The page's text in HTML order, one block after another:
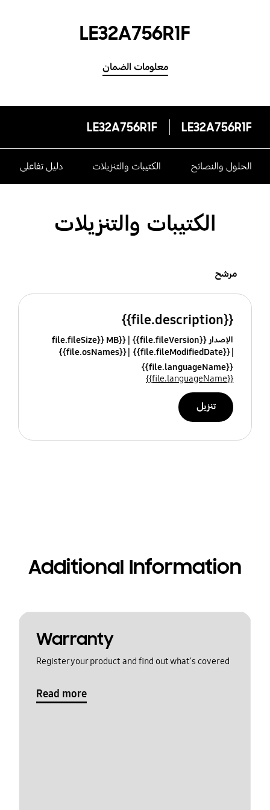
LE32A756R1F
معلومات الضمان
LE32A756R1F
LE32A756R1F
الحلول والنصائح الكتيبات والتنزيلات دليل تفاعلى
الكتيبات والتنزيلات
مرشح
{{file.description}}
الإصدار {{file.fileVersion}}
{{file.fileSize}} MB
{{file.fileModifiedDate}}
{{file.osNames}}
{{file.languageName}}
{{file.languageName}}
تنزيل
Additional Information
Warranty
Register your product and find out what's covered
Read more